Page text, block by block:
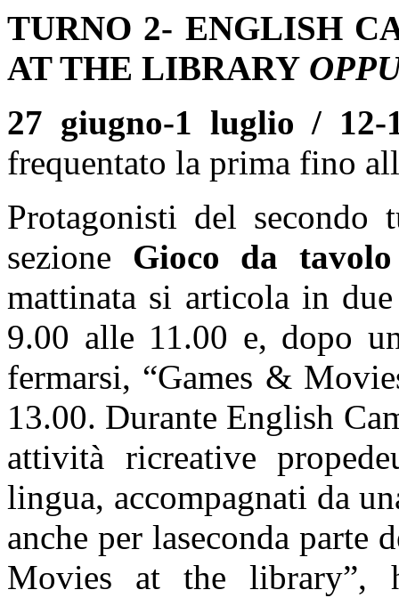
TURNO 2- ENGLISH
AT THE LIBRARY
27 giugno-1 luglio / 12-
frequentato la prima fino
Protagonisti del secondo
sezione Gioco da
mattinata si articola in
9.00 alle 11.00 e, dopo
fermarsi, “Games &
13.00. Durante English
attività ricreative
lingua, accompagnati da
anche per laseconda parte
Movies at the library”,